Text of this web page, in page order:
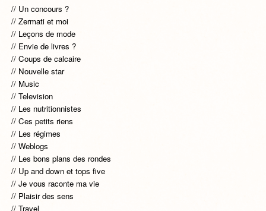
Un concours ?
Zermati et moi
Leçons de mode
Envie de livres ?
Coups de calcaire
Nouvelle star
Music
Television
Les nutritionnistes
Ces petits riens
Les régimes
Weblogs
Les bons plans des rondes
Up and down et tops five
Je vous raconte ma vie
Plaisir des sens
Travel